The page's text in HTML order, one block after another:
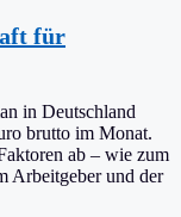
für
in Deutschland
brutto im Monat.
ab – wie zum
Arbeitgeber und der